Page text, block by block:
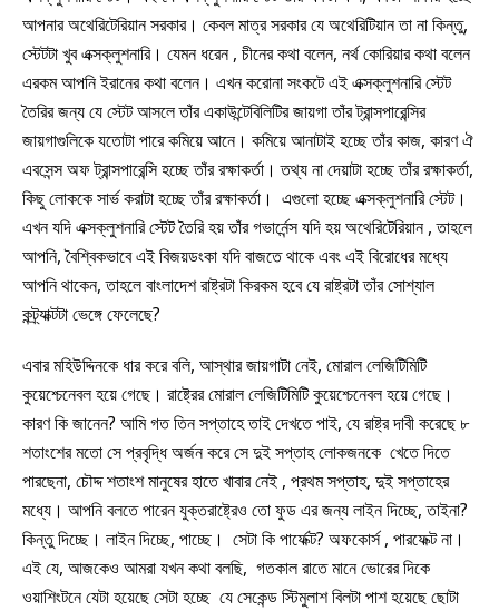
আপনার অথেরিটেরিয়ান সরকার। কেবল মাত্র সরকার যে অথেরিটিয়ান তা না কিন্তু,
স্টেটটা খুব এক্সক্লুশনারি। যেমন ধরেন , চীনের কথা বলেন, নর্থ কোরিয়ার কথা বলেন
এরকম আপনি ইরানের কথা বলেন। এখন করোনা সংকটে এই এক্সক্লুশনারি স্টেট
তৈরির জন্য যে স্টেট আসলে তাঁর একাউন্টেবিলিটির জায়গা তাঁর ট্রান্সপারেন্সির
জায়গাগুলিকে যতোটা পারে কমিয়ে আনে। কমিয়ে আনাটাই হচ্ছে তাঁর কাজ, কারণ ঐ
এবসেন্স অফ ট্রান্সপারেন্সি হচ্ছে তাঁর রক্ষাকর্তা। তথ্য না দেয়াটা হচ্ছে তাঁর রক্ষাকর্তা,
কিছু লোককে সার্ভ করাটা হচ্ছে তাঁর রক্ষাকর্তা। এগুলো হচ্ছে এক্সক্লুশনারি স্টেট।
এখন যদি এক্সক্লুশনারি স্টেট তৈরি হয় তাঁর গভার্নেন্স যদি হয় অথেরিটেরিয়ান , তাহলে
আপনি, বৈশ্বিকভাবে এই বিজয়ডংকা যদি বাজতে থাকে এবং এই বিরোধের মধ্যে
আপনি থাকেন, তাহলে বাংলাদেশ রাষ্ট্রটা কিরকম হবে যে রাষ্ট্রটা তাঁর সোশ্যাল
কন্ট্র্যাক্টটা ভেঙ্গে ফেলেছে?
এবার মহিউদ্দিনকে ধার করে বলি, আস্থার জায়গাটা নেই, মোরাল লেজিটিমিটি
কুয়েশ্চেনেবল হয়ে গেছে। রাষ্ট্রের মোরাল লেজিটিমিটি কুয়েশ্চেনেবল হয়ে গেছে।
কারণ কি জানেন? আমি গত তিন সপ্তাহে তাই দেখতে পাই, যে রাষ্ট্র দাবী করেছে ৮
শতাংশের মতো সে প্রবৃদ্ধি অর্জন করে সে দুই সপ্তাহ লোকজনকে খেতে দিতে
পারছেনা, চৌদ্দ শতাংশ মানুষের হাতে খাবার নেই , প্রথম সপ্তাহ, দুই সপ্তাহের
মধ্যে। আপনি বলতে পারেন যুক্তরাষ্ট্রেও তো ফুড এর জন্য লাইন দিচ্ছে, তাইনা?
কিন্তু দিচ্ছে। লাইন দিচ্ছে, পাচ্ছে। সেটা কি পার্ফেক্ট? অফকোর্স , পারফেক্ট না।
এই যে, আজকেও আমরা যখন কথা বলছি, গতকাল রাতে মানে ভোরের দিকে
ওয়াশিংটনে যেটা হয়েছে সেটা হচ্ছে যে সেকেন্ড স্টিমুলাশ বিলটা পাশ হয়েছে ছোটা